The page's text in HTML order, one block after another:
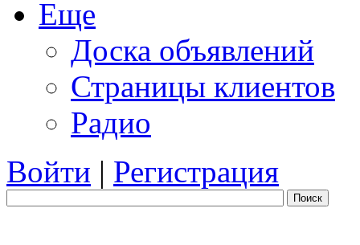
Еще
Доска объявлений
Страницы клиентов
Радио
Войти | Регистрация
Поиск